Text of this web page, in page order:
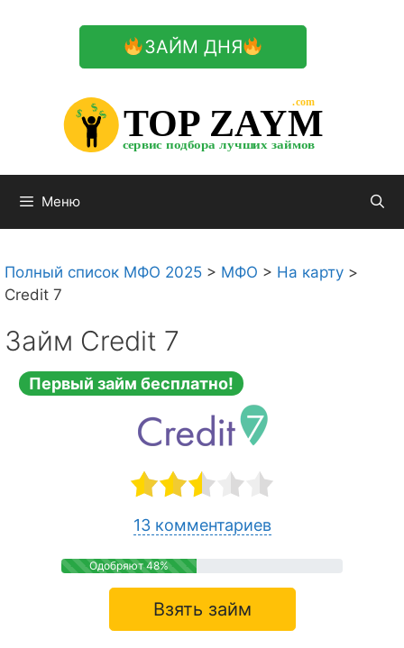
ЗАЙМ ДНЯ
TOP ZAYM
сервис подбора лучших займов
.com
$
$
$
Меню
Полный список МФО 2025 > МФО > На карту >
Credit 7
Займ Credit 7
Первый займ бесплатно!
13 комментариев
Одобряют 48%
Взять займ